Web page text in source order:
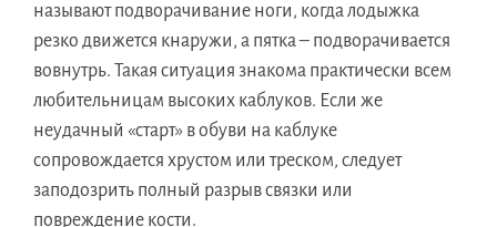
называют подворачивание ноги, когда лодыжка
резко движется кнаружи, а пятка – подворачивается
вовнутрь. Такая ситуация знакома практически всем
любительницам высоких каблуков. Если же
неудачный «старт» в обуви на каблуке
сопровождается хрустом или треском, следует
заподозрить полный разрыв связки или
повреждение кости.